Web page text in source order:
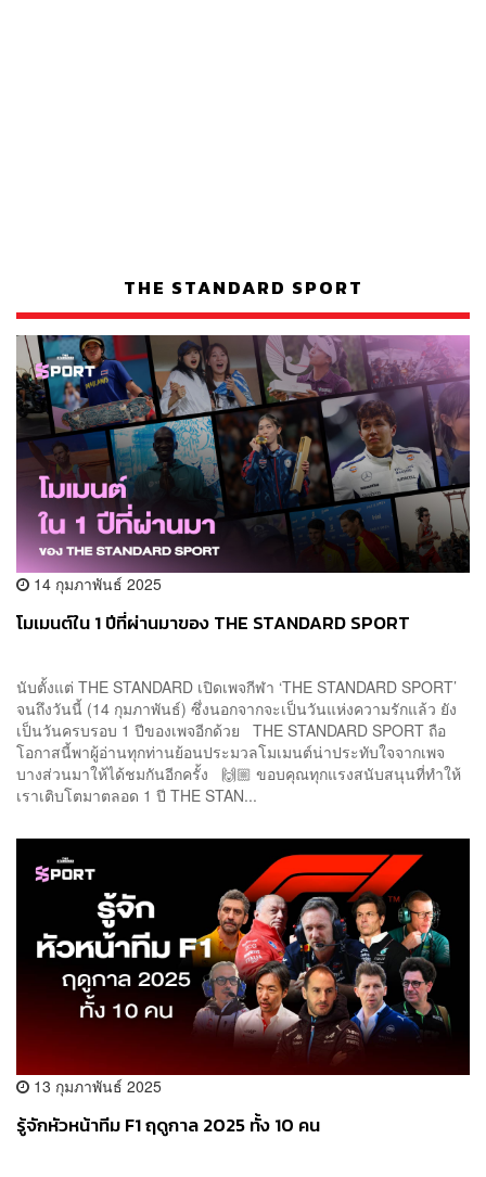
THE STANDARD SPORT
14 กุมภาพันธ์ 2025
โมเมนต์ใน 1 ปีที่ผ่านมาของ THE STANDARD SPORT
นับตั้งแต่ THE STANDARD เปิดเพจกีฬา ‘THE STANDARD SPORT’
จนถึงวันนี้ (14 กุมภาพันธ์) ซึ่งนอกจากจะเป็นวันแห่งความรักแล้ว ยัง
เป็นวันครบรอบ 1 ปีของเพจอีกด้วย THE STANDARD SPORT ถือ
โอกาสนี้พาผู้อ่านทุกท่านย้อนประมวลโมเมนต์น่าประทับใจจากเพจ
บางส่วนมาให้ได้ชมกันอีกครั้ง 🙌🏼 ขอบคุณทุกแรงสนับสนุนที่ทำให้
เราเติบโตมาตลอด 1 ปี THE STAN...
13 กุมภาพันธ์ 2025
รู้จักหัวหน้าทีม F1 ฤดูกาล 2025 ทั้ง 10 คน